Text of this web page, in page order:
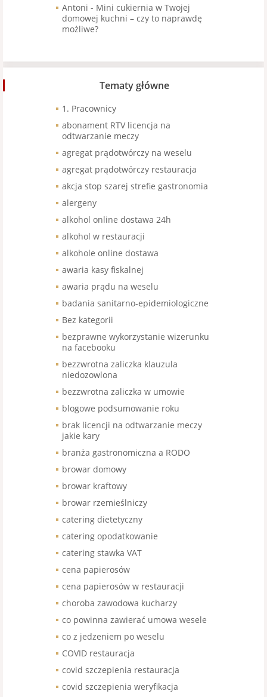
Antoni - Mini cukiernia w Twojej
domowej kuchni – czy to naprawdę
możliwe?
Tematy główne
1. Pracownicy
abonament RTV licencja na
odtwarzanie meczy
agregat prądotwórczy na weselu
agregat prądotwórczy restauracja
akcja stop szarej strefie gastronomia
alergeny
alkohol online dostawa 24h
alkohol w restauracji
alkohole online dostawa
awaria kasy fiskalnej
awaria prądu na weselu
badania sanitarno-epidemiologiczne
Bez kategorii
bezprawne wykorzystanie wizerunku
na facebooku
bezzwrotna zaliczka klauzula
niedozowlona
bezzwrotna zaliczka w umowie
blogowe podsumowanie roku
brak licencji na odtwarzanie meczy
jakie kary
branża gastronomiczna a RODO
browar domowy
browar kraftowy
browar rzemieślniczy
catering dietetyczny
catering opodatkowanie
catering stawka VAT
cena papierosów
cena papierosów w restauracji
choroba zawodowa kucharzy
co powinna zawierać umowa wesele
co z jedzeniem po weselu
COVID restauracja
covid szczepienia restauracja
covid szczepienia weryfikacja